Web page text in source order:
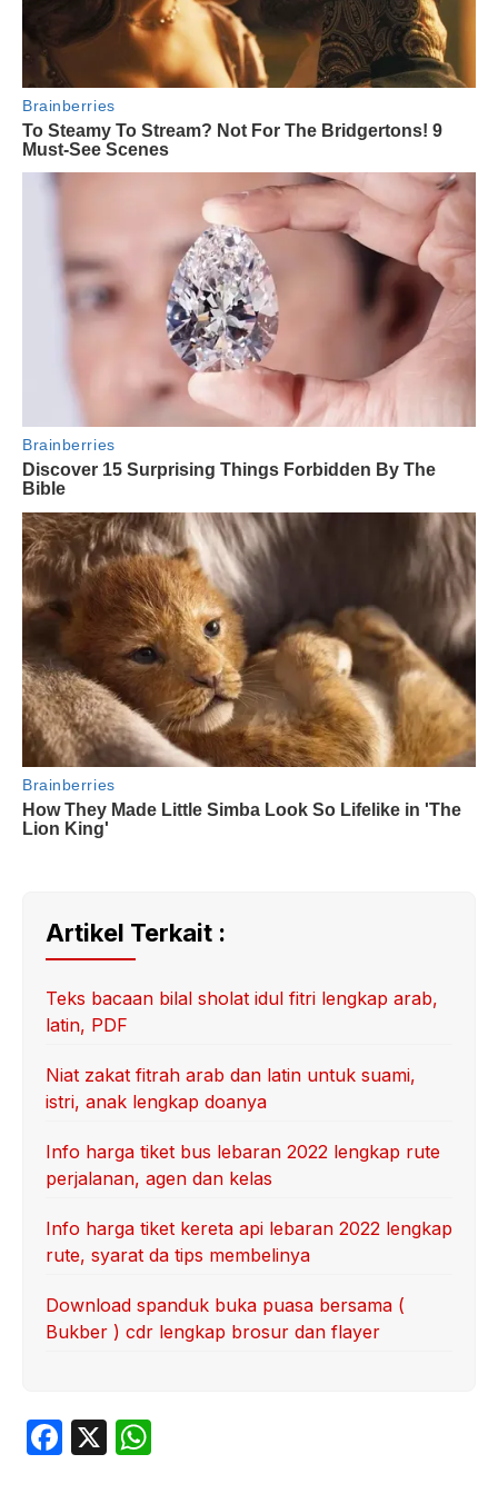
Artikel Terkait :
Teks bacaan bilal sholat idul fitri lengkap arab,
latin, PDF
Niat zakat fitrah arab dan latin untuk suami,
istri, anak lengkap doanya
Info harga tiket bus lebaran 2022 lengkap rute
perjalanan, agen dan kelas
Info harga tiket kereta api lebaran 2022 lengkap
rute, syarat da tips membelinya
Download spanduk buka puasa bersama (
Bukber ) cdr lengkap brosur dan flayer
F
X